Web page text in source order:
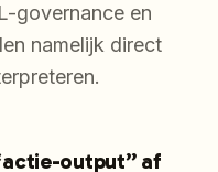
governance en
namelijk direct
output” af